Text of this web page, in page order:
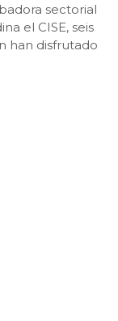
sectorial
el CISE, seis
han disfrutado